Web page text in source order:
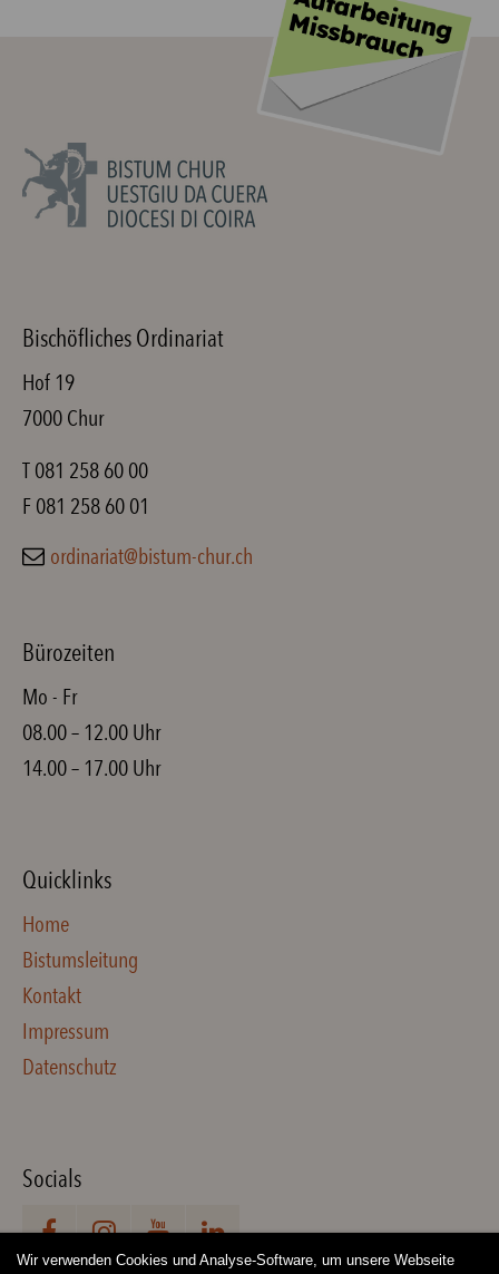
Bischöfliches Ordinariat
Hof 19
7000 Chur
T 081 258 60 00
F 081 258 60 01
ordinariat@bistum-chur.ch
Bürozeiten
Mo - Fr
08.00 – 12.00 Uhr
14.00 – 17.00 Uhr
Quicklinks
Home
Bistumsleitung
Kontakt
Impressum
Datenschutz
Socials
Wir verwenden Cookies und Analyse-Software, um unsere Webseite